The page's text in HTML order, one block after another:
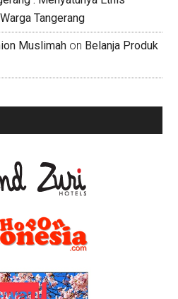
Tangerang
Muslimah on Belanja Produk